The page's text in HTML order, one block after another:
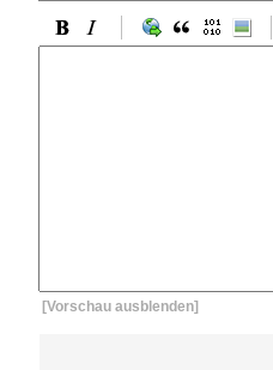
[Vorschau ausblenden]